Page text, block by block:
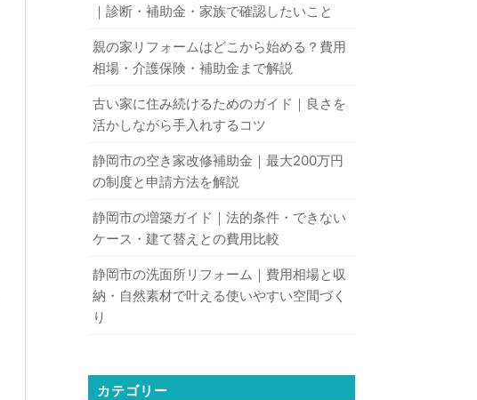
｜診断・補助金・家族で確認したいこと
親の家リフォームはどこから始める？費用
相場・介護保険・補助金まで解説
古い家に住み続けるためのガイド｜良さを
活かしながら手入れするコツ
静岡市の空き家改修補助金｜最大200万円
の制度と申請方法を解説
静岡市の増築ガイド｜法的条件・できない
ケース・建て替えとの費用比較
静岡市の洗面所リフォーム｜費用相場と収
納・自然素材で叶える使いやすい空間づく
り
カテゴリー